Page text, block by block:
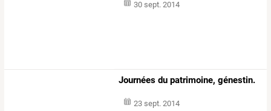
30 sept. 2014
Journées du patrimoine, génestin.
23 sept. 2014